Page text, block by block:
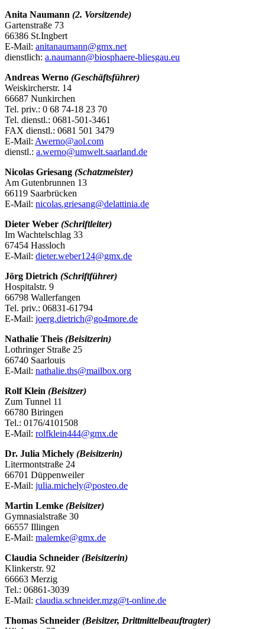
Anita Naumann (2. Vorsitzende)
Gartenstraße 73
66386 St.Ingbert
E-Mail: anitanaumann@gmx.net
dienstlich: a.naumann@biosphaere-bliesgau.eu
Andreas Werno (Geschäftsführer)
Weiskircherstr. 14
66687 Nunkirchen
Tel. priv.: 0 68 74-18 23 70
Tel. dienstl.: 0681-501-3461
FAX dienstl.: 0681 501 3479
E-Mail: Awerno@aol.com
dienstl.: a.werno@umwelt.saarland.de
Nicolas Griesang (Schatzmeister)
Am Gutenbrunnen 13
66119 Saarbrücken
E-Mail: nicolas.griesang@delattinia.de
Dieter Weber (Schriftleiter)
Im Wachtelschlag 33
67454 Hassloch
E-Mail: dieter.weber124@gmx.de
Jörg Dietrich (Schriftführer)
Hospitalstr. 9
66798 Wallerfangen
Tel. priv.: 06831-61794
E-Mail: joerg.dietrich@go4more.de
Nathalie Theis (Beisitzerin)
Lothringer Straße 25
66740 Saarlouis
E-Mail: nathalie.ths@mailbox.org
Rolf Klein (Beisitzer)
Zum Tunnel 11
66780 Biringen
Tel.: 0176/4101508
E-Mail: rolfklein444@gmx.de
Dr. Julia Michely (Beisitzerin)
Litermontstraße 24
66701 Düppenweiler
E-Mail: julia.michely@posteo.de
Martin Lemke (Beisitzer)
Gymnasialstraße 30
66557 Illingen
E-Mail: malemke@gmx.de
Claudia Schneider (Beisitzerin)
Klinkerstr. 92
66663 Merzig
Tel.: 06861-3039
E-Mail: claudia.schneider.mzg@t-online.de
Thomas Schneider (Beisitzer, Drittmittelbeauftragter)